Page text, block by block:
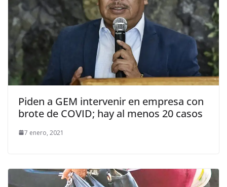
Piden a GEM intervenir en empresa con
brote de COVID; hay al menos 20 casos
7 enero, 2021